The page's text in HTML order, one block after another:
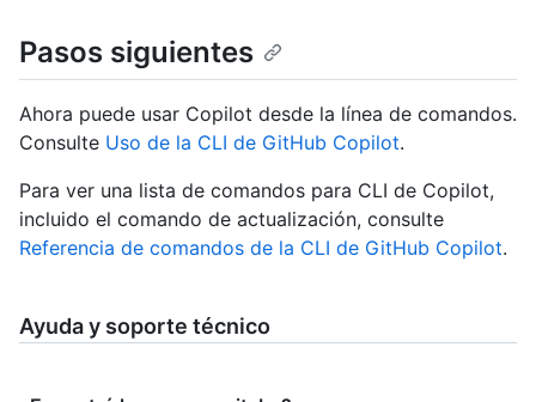
Pasos siguientes
Ahora puede usar Copilot desde la línea de comandos.
Consulte Uso de la CLI de GitHub Copilot.
Para ver una lista de comandos para CLI de Copilot,
incluido el comando de actualización, consulte
Referencia de comandos de la CLI de GitHub Copilot.
Ayuda y soporte técnico